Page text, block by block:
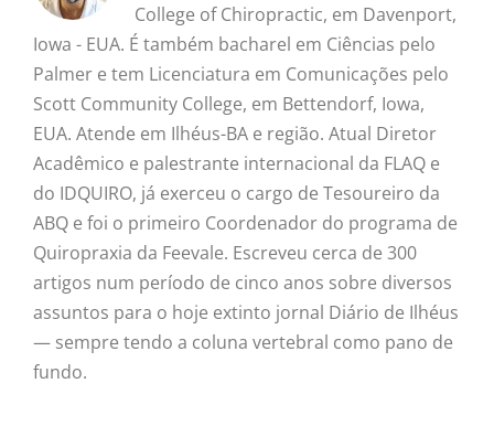
College of Chiropractic, em Davenport,
Iowa - EUA. É também bacharel em Ciências pelo
Palmer e tem Licenciatura em Comunicações pelo
Scott Community College, em Bettendorf, Iowa,
EUA. Atende em Ilhéus-BA e região. Atual Diretor
Acadêmico e palestrante internacional da FLAQ e
do IDQUIRO, já exerceu o cargo de Tesoureiro da
ABQ e foi o primeiro Coordenador do programa de
Quiropraxia da Feevale. Escreveu cerca de 300
artigos num período de cinco anos sobre diversos
assuntos para o hoje extinto jornal Diário de Ilhéus
— sempre tendo a coluna vertebral como pano de
fundo.